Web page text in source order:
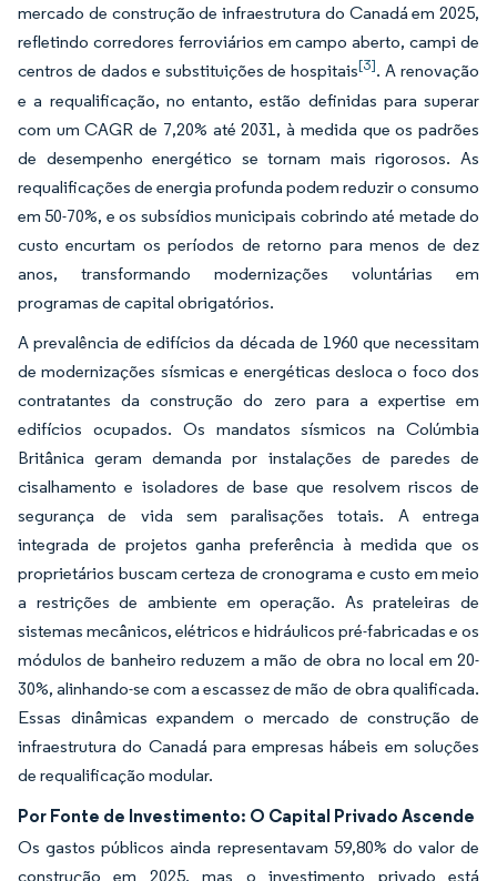
mercado de construção de infraestrutura do Canadá em 2025,
refletindo corredores ferroviários em campo aberto, campi de
centros de dados e substituições de hospitais[3]. A renovação
e a requalificação, no entanto, estão definidas para superar
com um CAGR de 7,20% até 2031, à medida que os padrões
de desempenho energético se tornam mais rigorosos. As
requalificações de energia profunda podem reduzir o consumo
em 50-70%, e os subsídios municipais cobrindo até metade do
custo encurtam os períodos de retorno para menos de dez
anos, transformando modernizações voluntárias em
programas de capital obrigatórios.
A prevalência de edifícios da década de 1960 que necessitam
de modernizações sísmicas e energéticas desloca o foco dos
contratantes da construção do zero para a expertise em
edifícios ocupados. Os mandatos sísmicos na Colúmbia
Britânica geram demanda por instalações de paredes de
cisalhamento e isoladores de base que resolvem riscos de
segurança de vida sem paralisações totais. A entrega
integrada de projetos ganha preferência à medida que os
proprietários buscam certeza de cronograma e custo em meio
a restrições de ambiente em operação. As prateleiras de
sistemas mecânicos, elétricos e hidráulicos pré-fabricadas e os
módulos de banheiro reduzem a mão de obra no local em 20-
30%, alinhando-se com a escassez de mão de obra qualificada.
Essas dinâmicas expandem o mercado de construção de
infraestrutura do Canadá para empresas hábeis em soluções
de requalificação modular.
Por Fonte de Investimento: O Capital Privado Ascende
Os gastos públicos ainda representavam 59,80% do valor de
construção em 2025, mas o investimento privado está